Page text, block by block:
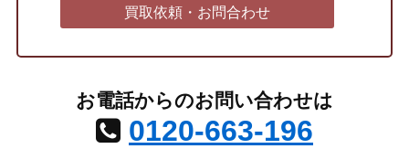
買取依頼・お問合わせ
お電話からのお問い合わせは
0120-663-196